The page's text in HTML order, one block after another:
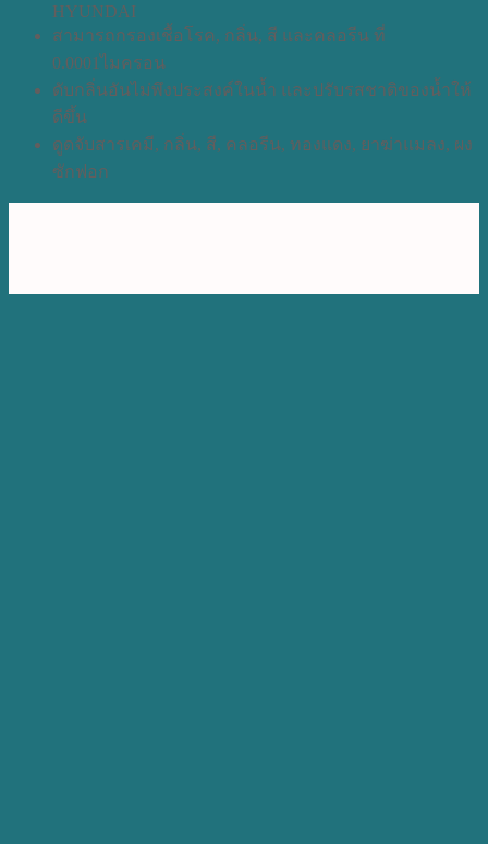
HYUNDAI
สามารถกรองเชื้อโรค, กลิ่น, สี และคลอรีน ที่
0.0001ไมครอน
ดับกลิ่นอันไม่พึงประสงค์ในน้ำ และปรับรสชาติของน้ำให้
ดีขึ้น
ดูดจับสารเคมี, กลิ่น, สี, คลอรีน, ทองแดง, ยาฆ่าแมลง, ผง
ซักฟอก